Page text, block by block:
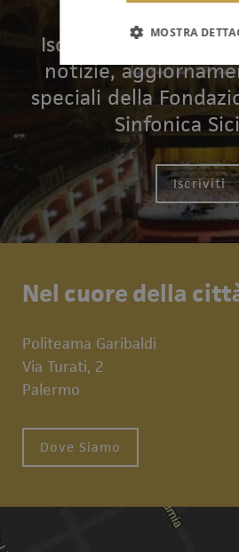
Iscriviti per ricevere
notizie,
speciali della
Sinfonica
Iscriviti
Nel cuore della
Politeama Garibaldi
Via Turati, 2
Palermo
Dove Siamo
MOSTRA